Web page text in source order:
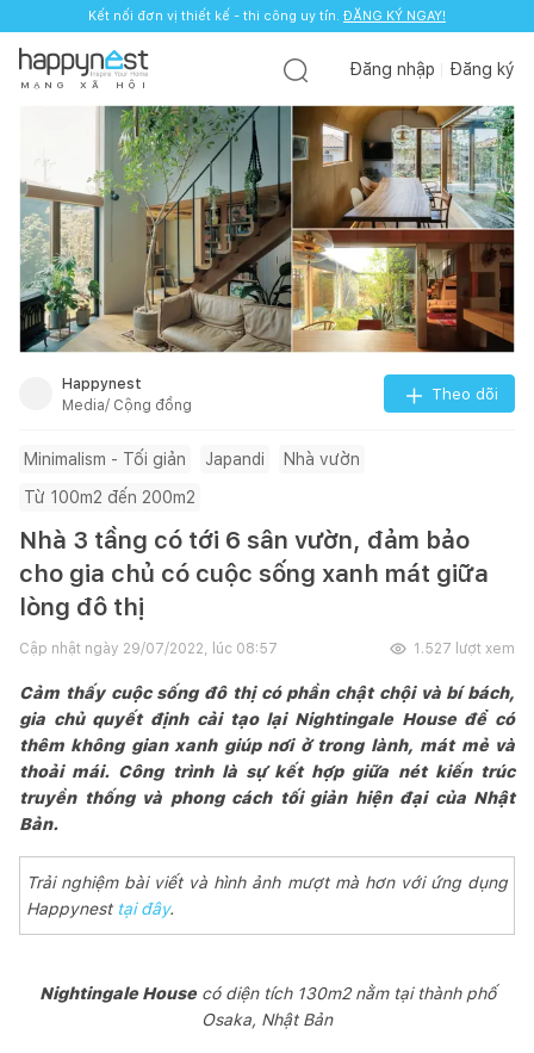
Kết nối đơn vị thiết kế - thi công uy tín. ĐĂNG KÝ NGAY!
M Ạ N G X Ã H Ộ I
Đăng nhập Đăng ký
Happynest
Media/ Cộng đồng
Theo dõi
Minimalism - Tối giản Japandi
Nhà vườn
Từ 100m2 đến 200m2
Nhà 3 tầng có tới 6 sân vườn, đảm bảo
cho gia chủ có cuộc sống xanh mát giữa
lòng đô thị
Cập nhật ngày 29/07/2022, lúc 08:57 1.527 lượt xem
Cảm thấy cuộc sống đô thị có phần chật chội và bí bách,
gia chủ quyết định cải tạo lại Nightingale House để có
thêm không gian xanh giúp nơi ở trong lành, mát mẻ và
thoải mái. Công trình là sự kết hợp giữa nét kiến trúc
truyền thống và phong cách tối giản hiện đại của Nhật
Bản.
Trải nghiệm bài viết và hình ảnh mượt mà hơn với ứng dụng
Happynest tại đây.
Nightingale Housecó diện tích 130m2 nằm tại thành phố
Osaka, Nhật Bản